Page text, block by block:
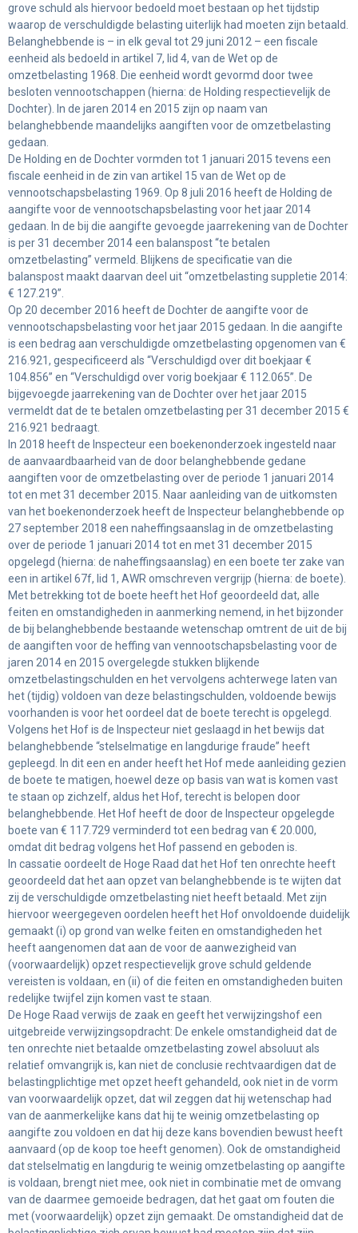
grove schuld als hiervoor bedoeld moet bestaan op het tijdstip
waarop de verschuldigde belasting uiterlijk had moeten zijn betaald.
Belanghebbende is – in elk geval tot 29 juni 2012 – een fiscale
eenheid als bedoeld in artikel 7, lid 4, van de Wet op de
omzetbelasting 1968. Die eenheid wordt gevormd door twee
besloten vennootschappen (hierna: de Holding respectievelijk de
Dochter). In de jaren 2014 en 2015 zijn op naam van
belanghebbende maandelijks aangiften voor de omzetbelasting
gedaan.
De Holding en de Dochter vormden tot 1 januari 2015 tevens een
fiscale eenheid in de zin van artikel 15 van de Wet op de
vennootschapsbelasting 1969. Op 8 juli 2016 heeft de Holding de
aangifte voor de vennootschapsbelasting voor het jaar 2014
gedaan. In de bij die aangifte gevoegde jaarrekening van de Dochter
is per 31 december 2014 een balanspost “te betalen
omzetbelasting” vermeld. Blijkens de specificatie van die
balanspost maakt daarvan deel uit “omzetbelasting suppletie 2014:
€ 127.219”.
Op 20 december 2016 heeft de Dochter de aangifte voor de
vennootschapsbelasting voor het jaar 2015 gedaan. In die aangifte
is een bedrag aan verschuldigde omzetbelasting opgenomen van €
216.921, gespecificeerd als “Verschuldigd over dit boekjaar €
104.856” en “Verschuldigd over vorig boekjaar € 112.065”. De
bijgevoegde jaarrekening van de Dochter over het jaar 2015
vermeldt dat de te betalen omzetbelasting per 31 december 2015 €
216.921 bedraagt.
In 2018 heeft de Inspecteur een boekenonderzoek ingesteld naar
de aanvaardbaarheid van de door belanghebbende gedane
aangiften voor de omzetbelasting over de periode 1 januari 2014
tot en met 31 december 2015. Naar aanleiding van de uitkomsten
van het boekenonderzoek heeft de Inspecteur belanghebbende op
27 september 2018 een naheffingsaanslag in de omzetbelasting
over de periode 1 januari 2014 tot en met 31 december 2015
opgelegd (hierna: de naheffingsaanslag) en een boete ter zake van
een in artikel 67f, lid 1, AWR omschreven vergrijp (hierna: de boete).
Met betrekking tot de boete heeft het Hof geoordeeld dat, alle
feiten en omstandigheden in aanmerking nemend, in het bijzonder
de bij belanghebbende bestaande wetenschap omtrent de uit de bij
de aangiften voor de heffing van vennootschapsbelasting voor de
jaren 2014 en 2015 overgelegde stukken blijkende
omzetbelastingschulden en het vervolgens achterwege laten van
het (tijdig) voldoen van deze belastingschulden, voldoende bewijs
voorhanden is voor het oordeel dat de boete terecht is opgelegd.
Volgens het Hof is de Inspecteur niet geslaagd in het bewijs dat
belanghebbende “stelselmatige en langdurige fraude” heeft
gepleegd. In dit een en ander heeft het Hof mede aanleiding gezien
de boete te matigen, hoewel deze op basis van wat is komen vast
te staan op zichzelf, aldus het Hof, terecht is belopen door
belanghebbende. Het Hof heeft de door de Inspecteur opgelegde
boete van € 117.729 verminderd tot een bedrag van € 20.000,
omdat dit bedrag volgens het Hof passend en geboden is.
In cassatie oordeelt de Hoge Raad dat het Hof ten onrechte heeft
geoordeeld dat het aan opzet van belanghebbende is te wijten dat
zij de verschuldigde omzetbelasting niet heeft betaald. Met zijn
hiervoor weergegeven oordelen heeft het Hof onvoldoende duidelijk
gemaakt (i) op grond van welke feiten en omstandigheden het
heeft aangenomen dat aan de voor de aanwezigheid van
(voorwaardelijk) opzet respectievelijk grove schuld geldende
vereisten is voldaan, en (ii) of die feiten en omstandigheden buiten
redelijke twijfel zijn komen vast te staan.
De Hoge Raad verwijs de zaak en geeft het verwijzingshof een
uitgebreide verwijzingsopdracht: De enkele omstandigheid dat de
ten onrechte niet betaalde omzetbelasting zowel absoluut als
relatief omvangrijk is, kan niet de conclusie rechtvaardigen dat de
belastingplichtige met opzet heeft gehandeld, ook niet in de vorm
van voorwaardelijk opzet, dat wil zeggen dat hij wetenschap had
van de aanmerkelijke kans dat hij te weinig omzetbelasting op
aangifte zou voldoen en dat hij deze kans bovendien bewust heeft
aanvaard (op de koop toe heeft genomen). Ook de omstandigheid
dat stelselmatig en langdurig te weinig omzetbelasting op aangifte
is voldaan, brengt niet mee, ook niet in combinatie met de omvang
van de daarmee gemoeide bedragen, dat het gaat om fouten die
met (voorwaardelijk) opzet zijn gemaakt. De omstandigheid dat de